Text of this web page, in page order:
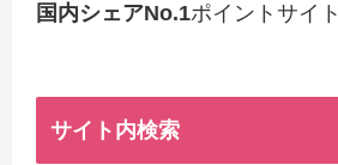
国内シェアNo.1ポイントサイト
サイト内検索